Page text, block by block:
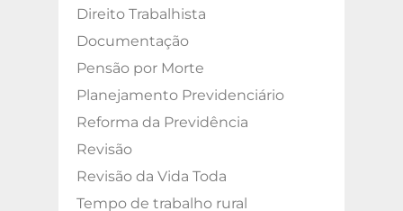
Direito Trabalhista
Documentação
Pensão por Morte
Planejamento Previdenciário
Reforma da Previdência
Revisão
Revisão da Vida Toda
Tempo de trabalho rural